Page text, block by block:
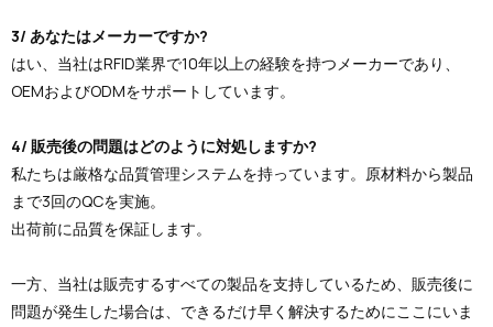
3/ あなたはメーカーですか?
はい、当社はRFID業界で10年以上の経験を持つメーカーであり、
OEMおよびODMをサポートしています。
4/ 販売後の問題はどのように対処しますか?
私たちは厳格な品質管理システムを持っています。原材料から製品
まで3回のQCを実施。
出荷前に品質を保証します。
一方、当社は販売するすべての製品を支持しているため、販売後に
問題が発生した場合は、できるだけ早く解決するためにここにいま